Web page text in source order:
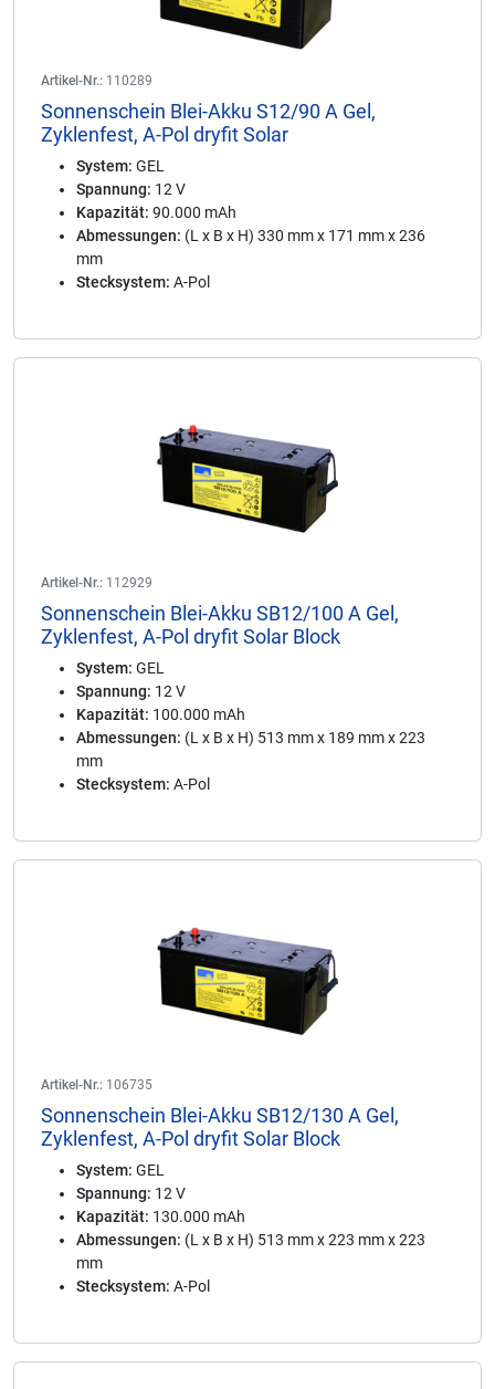
Artikel-Nr.: 110289
Sonnenschein Blei-Akku S12/90 A Gel,
Zyklenfest, A-Pol dryfit Solar
System: GEL
Spannung: 12 V
Kapazität: 90.000 mAh
Abmessungen: (L x B x H) 330 mm x 171 mm x 236
mm
Stecksystem: A-Pol
Artikel-Nr.: 112929
Sonnenschein Blei-Akku SB12/100 A Gel,
Zyklenfest, A-Pol dryfit Solar Block
System: GEL
Spannung: 12 V
Kapazität: 100.000 mAh
Abmessungen: (L x B x H) 513 mm x 189 mm x 223
mm
Stecksystem: A-Pol
Artikel-Nr.: 106735
Sonnenschein Blei-Akku SB12/130 A Gel,
Zyklenfest, A-Pol dryfit Solar Block
System: GEL
Spannung: 12 V
Kapazität: 130.000 mAh
Abmessungen: (L x B x H) 513 mm x 223 mm x 223
mm
Stecksystem: A-Pol